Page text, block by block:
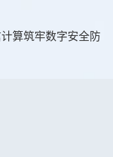
算筑牢数字安全防